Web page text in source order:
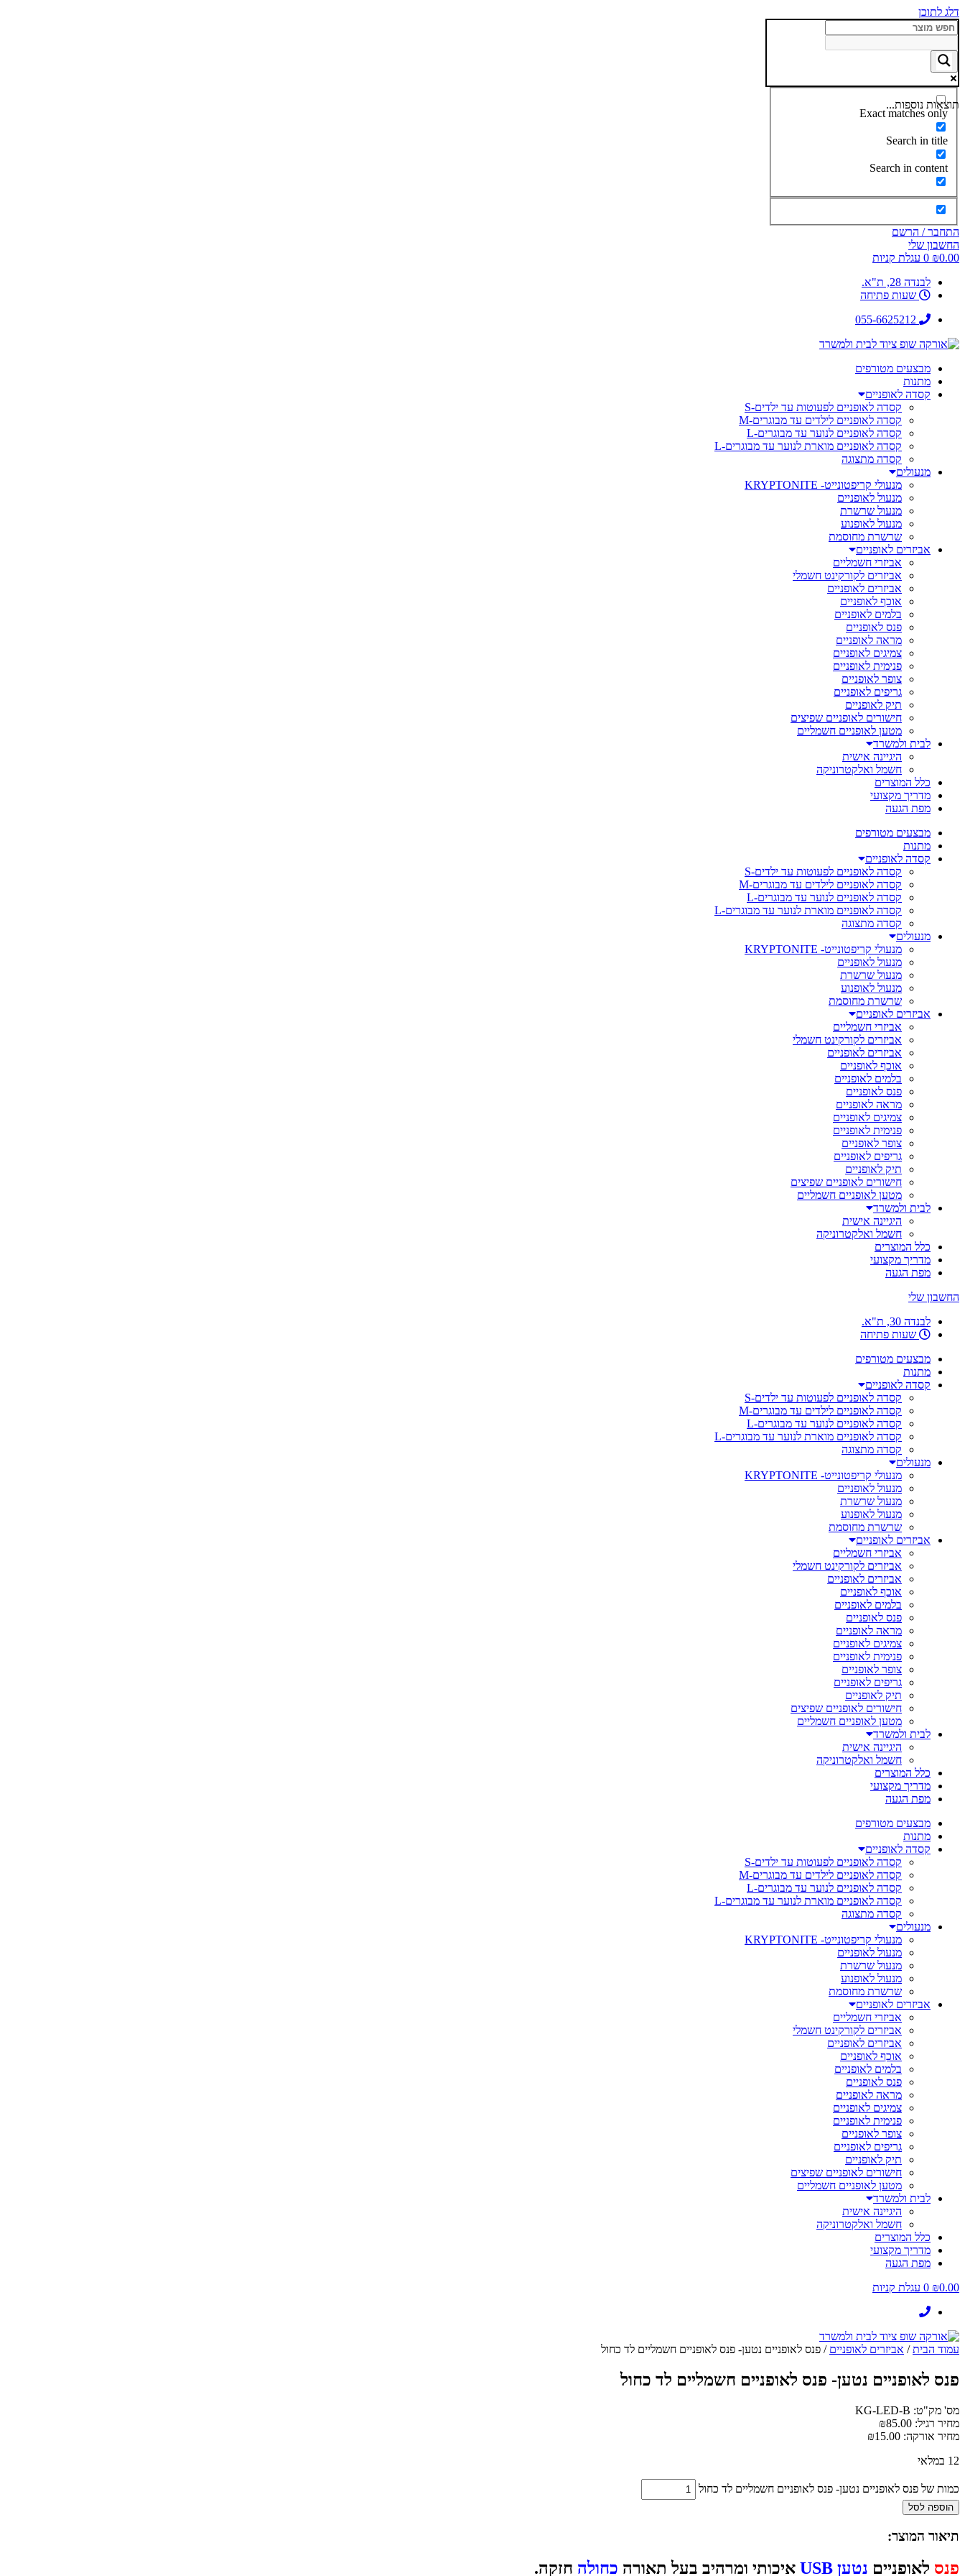
דלג לתוכן
תוצאות נוספות...
Exact matches only
Search in title
Search in content
התחבר / הרשם
החשבון שלי
₪0.00
0 עגלת קניות
לבנדה 28, ת"א.
שעות פתיחה
055-6625212
מבצעים מטורפים
מתנות
קסדה לאופניים
קסדה לאופניים לפעוטות עד ילדים-S
קסדה לאופניים לילדים עד מבוגרים-M
קסדה לאופניים לנוער עד מבוגרים-L
קסדה לאופניים מוארת לנוער עד מבוגרים-L
קסדה מתצוגה
מנעולים
מנעולי קריפטונייט- KRYPTONITE
מנעול לאופניים
מנעול שרשרת
מנעול לאופנוע
שרשרת מחוסמת
אביזרים לאופניים
אביזרי חשמליים
אביזרים לקורקינט חשמלי
אביזרים לאופניים
אוכף לאופניים
בלמים לאופניים
פנס לאופניים
מראה לאופניים
צמיגים לאופניים
פנימית לאופניים
צופר לאופניים
גריפים לאופניים
תיק לאופניים
חישורים לאופניים שפיצים
מטען לאופניים חשמליים
לבית ולמשרד
היגיינה אישית
חשמל ואלקטרוניקה
כלל המוצרים
מדריך מקצועי
מפת הגעה
מבצעים מטורפים
מתנות
קסדה לאופניים
קסדה לאופניים לפעוטות עד ילדים-S
קסדה לאופניים לילדים עד מבוגרים-M
קסדה לאופניים לנוער עד מבוגרים-L
קסדה לאופניים מוארת לנוער עד מבוגרים-L
קסדה מתצוגה
מנעולים
מנעולי קריפטונייט- KRYPTONITE
מנעול לאופניים
מנעול שרשרת
מנעול לאופנוע
שרשרת מחוסמת
אביזרים לאופניים
אביזרי חשמליים
אביזרים לקורקינט חשמלי
אביזרים לאופניים
אוכף לאופניים
בלמים לאופניים
פנס לאופניים
מראה לאופניים
צמיגים לאופניים
פנימית לאופניים
צופר לאופניים
גריפים לאופניים
תיק לאופניים
חישורים לאופניים שפיצים
מטען לאופניים חשמליים
לבית ולמשרד
היגיינה אישית
חשמל ואלקטרוניקה
כלל המוצרים
מדריך מקצועי
מפת הגעה
החשבון שלי
לבנדה 30, ת"א.
שעות פתיחה
מבצעים מטורפים
מתנות
קסדה לאופניים
קסדה לאופניים לפעוטות עד ילדים-S
קסדה לאופניים לילדים עד מבוגרים-M
קסדה לאופניים לנוער עד מבוגרים-L
קסדה לאופניים מוארת לנוער עד מבוגרים-L
קסדה מתצוגה
מנעולים
מנעולי קריפטונייט- KRYPTONITE
מנעול לאופניים
מנעול שרשרת
מנעול לאופנוע
שרשרת מחוסמת
אביזרים לאופניים
אביזרי חשמליים
אביזרים לקורקינט חשמלי
אביזרים לאופניים
אוכף לאופניים
בלמים לאופניים
פנס לאופניים
מראה לאופניים
צמיגים לאופניים
פנימית לאופניים
צופר לאופניים
גריפים לאופניים
תיק לאופניים
חישורים לאופניים שפיצים
מטען לאופניים חשמליים
לבית ולמשרד
היגיינה אישית
חשמל ואלקטרוניקה
כלל המוצרים
מדריך מקצועי
מפת הגעה
מבצעים מטורפים
מתנות
קסדה לאופניים
קסדה לאופניים לפעוטות עד ילדים-S
קסדה לאופניים לילדים עד מבוגרים-M
קסדה לאופניים לנוער עד מבוגרים-L
קסדה לאופניים מוארת לנוער עד מבוגרים-L
קסדה מתצוגה
מנעולים
מנעולי קריפטונייט- KRYPTONITE
מנעול לאופניים
מנעול שרשרת
מנעול לאופנוע
שרשרת מחוסמת
אביזרים לאופניים
אביזרי חשמליים
אביזרים לקורקינט חשמלי
אביזרים לאופניים
אוכף לאופניים
בלמים לאופניים
פנס לאופניים
מראה לאופניים
צמיגים לאופניים
פנימית לאופניים
צופר לאופניים
גריפים לאופניים
תיק לאופניים
חישורים לאופניים שפיצים
מטען לאופניים חשמליים
לבית ולמשרד
היגיינה אישית
חשמל ואלקטרוניקה
כלל המוצרים
מדריך מקצועי
מפת הגעה
₪0.00
0 עגלת קניות
עמוד הבית/ אביזרים לאופניים / פנס לאופניים נטען- פנס לאופניים חשמליים לד כחול
פנס לאופניים נטען- פנס לאופניים חשמליים לד כחול
מס' מק"ט: KG-LED-B
מחיר רגיל:
₪85.00
מחיר אורקה:
₪15.00
12 במלאי
כמות של פנס לאופניים נטען- פנס לאופניים חשמליים לד כחול
הוספה לסל
תיאור המוצר:
פנס לאופניים נטען USB איכותי ומרהיב בעל תאורה כחולה חזקה.